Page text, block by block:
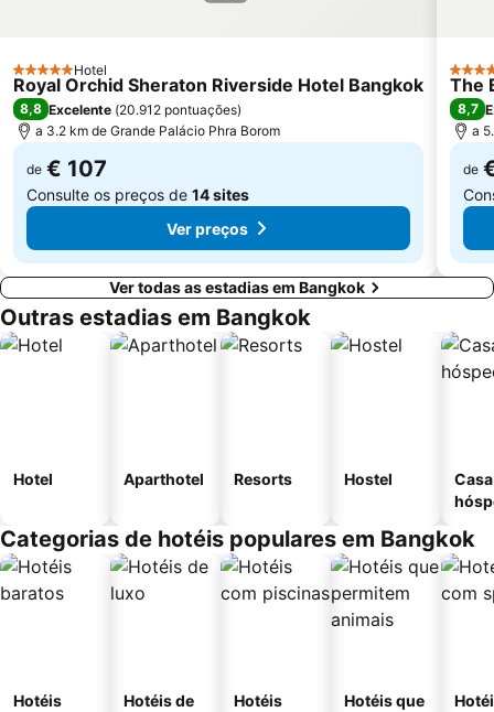
5 EstrelasHotel
Royal Orchid Sheraton Riverside Hotel Bangkok
8,8 Excelente (20.912 pontuações)
a 3.2 km de Grande Palácio Phra Borom
de € 107
Consulte os preços de 14 sites
Ver preços
5
The
8,7
a
de
Ver todas as estadias em Bangkok
Outras estadias em Bangkok
Hotel Aparthotel Resorts Hostel
Categorias de hotéis populares em Bangkok
Hotéis
Hotéis de
Hotéis
Hotéis que